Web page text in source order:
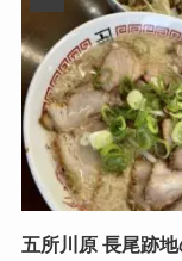
五所川原 長尾跡